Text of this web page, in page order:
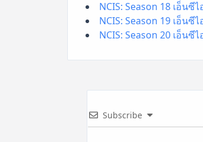
NCIS: Season 18 เอ็น
NCIS: Season 19 เอ็น
NCIS: Season 20 เอ็น
Subscribe